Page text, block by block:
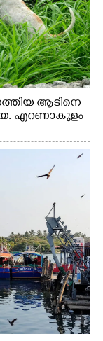
ആടിനെ
എറണാകുളം